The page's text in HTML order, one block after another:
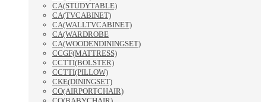
CA(STUDYTABLE)
CA(TVCABINET)
CA(WALLTVCABINET)
CA(WARDROBE
CA(WOODENDININGSET)
CCGF(MATTRESS)
CCTTI(BOLSTER)
CCTTI(PILLOW)
CKE(DININGSET)
CO(AIRPORTCHAIR)